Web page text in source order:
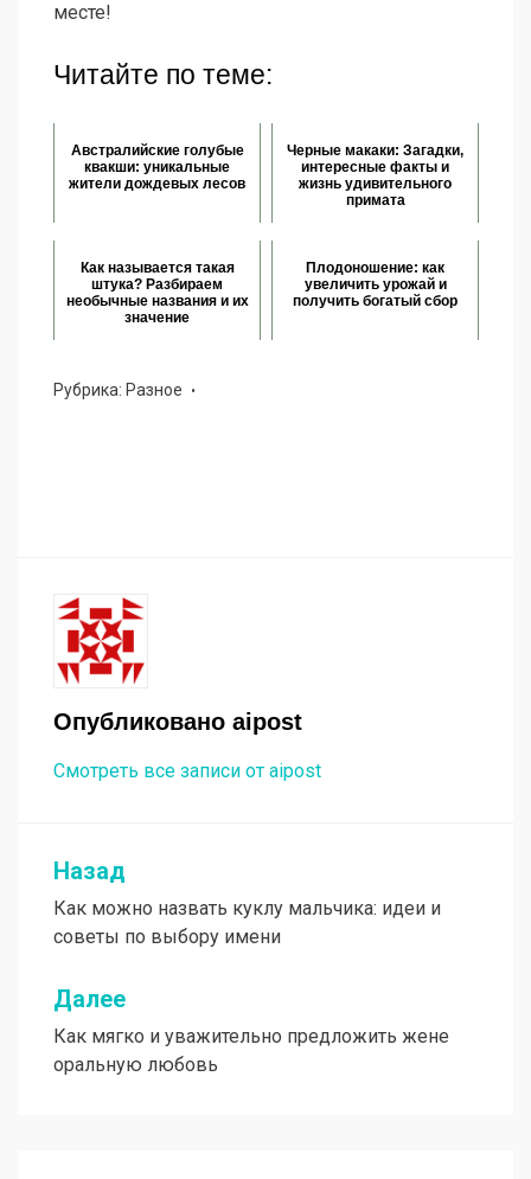
месте!
Читайте по теме:
Австралийские голубые
квакши: уникальные
жители дождевых лесов
Черные макаки: Загадки,
интересные факты и
жизнь удивительного
примата
Как называется такая
штука? Разбираем
необычные названия и их
значение
Плодоношение: как
увеличить урожай и
получить богатый сбор
Рубрика: Разное
Опубликовано aipost
Смотреть все записи от aipost
Навигация
по
записям
Назад
Как можно назвать куклу мальчика: идеи и
советы по выбору имени
Далее
Как мягко и уважительно предложить жене
оральную любовь